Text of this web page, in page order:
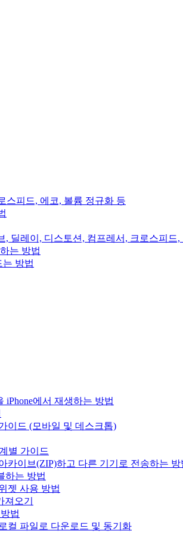
스피드, 에코, 볼륨 정규화 등
, 딜레이, 디스토션, 컴프레서, 크로스피드
는 방법
는 방법
iPhone에서 재생하는 방법
이드 (모바일 및 데스크톱)
별 가이드
카이브(ZIP)하고 다른 기기로 전송하는 방
하는 방법
젯 사용 방법
져오기
법
컬 파일로 다운로드 및 동기화